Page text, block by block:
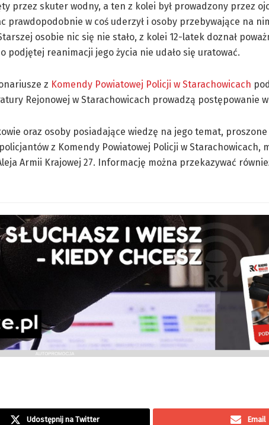
przez skuter wodny, a ten z kolei był prowadzony przez
prawdopodobnie w coś uderzył i osoby przebywające na
osobie nic się nie stało, z kolei 12-latek doznał
podjętej reanimacji jego życia nie udało się uratować.
z Komendy Powiatowej Policji w Starachowicach
Rejonowej w Starachowicach prowadzą postępowanie
oraz osoby posiadające wiedzę na jego temat, proszone
z Komendy Powiatowej Policji w Starachowicach,
Armii Krajowej 27. Informację można przekazywać
Udostępnij na Twitter Email